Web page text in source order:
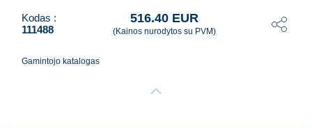
Kodas :
111488
516.40 EUR
(Kainos nurodytos su PVM)
Gamintojo katalogas